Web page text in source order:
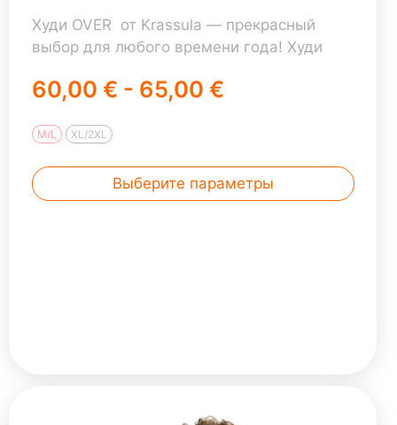
Худи OVER от Krassula — прекрасный
выбор для любого времени года! Худи
поэтому имеет только 2 размера M/L и
маленький карман для телефона. Двойной
защитит от ветра. Вы будете приятно
удивлены качеством наших изделий.
60,00 € - 65,00 €
M/L XL/2XL
Выберите параметры